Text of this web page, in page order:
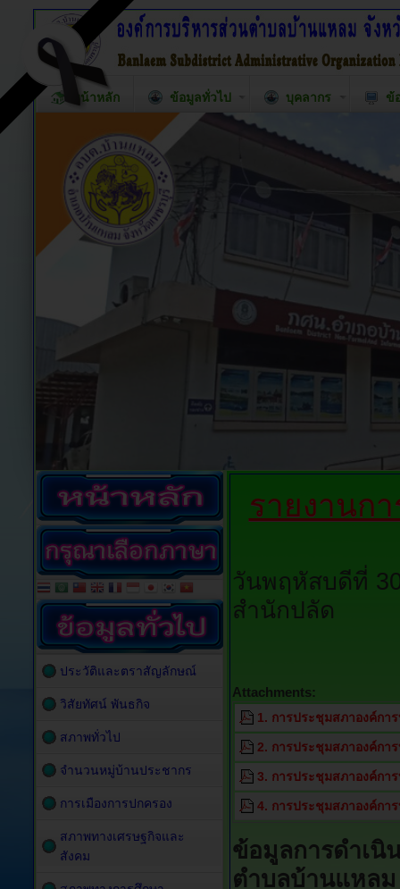
หน้าหลัก ข้อมูลทั่วไป บุคลากร ข้
รายงานก
วันพฤหัสบดีที่
สำนักปลัด
Attachments:
1. การประชุมสภาองค์ก
2. การประชุมสภาองค์ก
3. การประชุมสภาองค์กา
4. การประชุมสภาองค์ก
ข้อมูลการดำเนิ
ตำบลบ้านแหลม
ประวัติและตราสัญลักษณ์
วิสัยทัศน์ พันธกิจ
สภาพทั่วไป
จำนวนหมู่บ้านประชากร
การเมืองการปกครอง
สภาพทางเศรษฐกิจและ
สังคม